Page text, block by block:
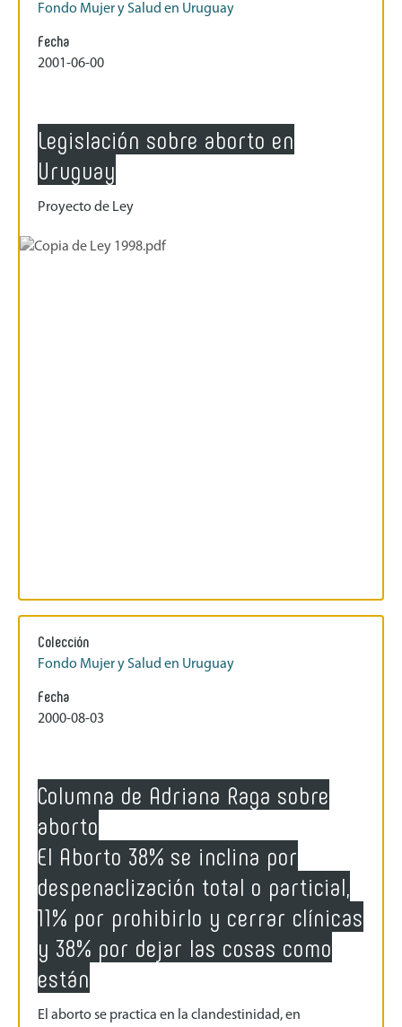
Fondo Mujer y Salud en Uruguay
Fecha
2001-06-00
Legislación sobre aborto en
Uruguay
Proyecto de Ley
Colección
Fondo Mujer y Salud en Uruguay
Fecha
2000-08-03
Columna de Adriana Raga sobre
aborto
El Aborto 38% se inclina por
despenaclización total o particial,
11% por prohibirlo y cerrar clínicas
y 38% por dejar las cosas como
están
El aborto se practica en la clandestinidad, en